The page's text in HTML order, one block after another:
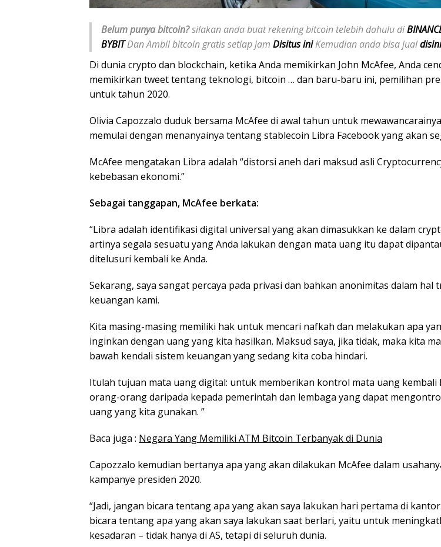
Belum punya bitcoin?silakan anda buat rekening bitcoin telebih dahulu di
BYBITDan Ambil bitcoin gratis setiap jam Disitus iniKemudian anda bisa jualdisini
Di dunia crypto dan blockchain, ketika Anda memikirkan John McAfee, Anda
memikirkan tweet tentang teknologi, bitcoin … dan baru-baru ini, pemilihan
untuk tahun 2020.
Olivia Capozzalo duduk bersama McAfee di awal tahun untuk
memulai dengan menanyainya tentang stablecoin Libra Facebook yang akan
McAfee mengatakan Libra adalah “distorsi aneh dari maksud asli
kebebasan ekonomi.”
Sebagai tanggapan, McAfee berkata:
“Libra adalah identifikasi digital universal yang akan dimasukkan ke dalam
artinya segala sesuatu yang Anda lakukan dengan mata uang itu dapat
ditelusuri kembali ke Anda.
Sekarang, saya sangat percaya pada privasi dan bahkan anonimitas dalam hal
keuangan kami.
Kita masing-masing memiliki hak untuk mencari nafkah dan melakukan apa
inginkan dengan uang yang kita hasilkan. Maksud saya, jika tidak, maka kita
bawah kendali sistem keuangan yang sedang kita coba hindari.
Itulah tujuan mata uang digital: untuk memberikan kontrol mata uang kembali
orang-orang daripada kepada pemerintah dan lembaga yang dapat
uang yang kita gunakan. ”
Baca juga : Negara Yang Memiliki ATM Bitcoin Terbanyak di Dunia
Capozzalo kemudian bertanya apa yang akan dilakukan McAfee dalam
kampanye presiden 2020.
“Jadi, jangan bicara tentang apa yang akan saya lakukan hari pertama di
bicara tentang apa yang akan saya lakukan saat berlari, yaitu untuk
kesadaran – tidak hanya di AS, tetapi di seluruh dunia.